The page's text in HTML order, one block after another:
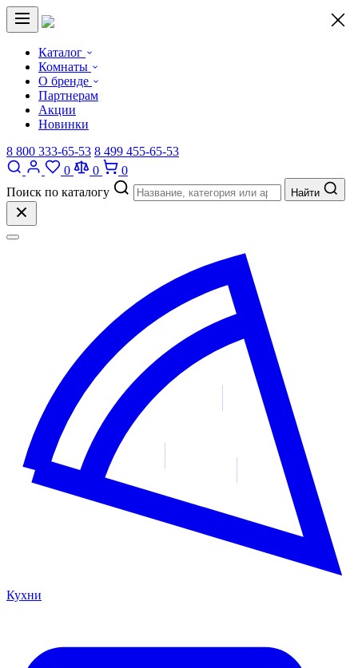
Каталог
Комнаты
О бренде
Партнерам
Акции
Новинки
8 800 333-65-53 8 499 455-65-53
0
0
0
Поиск по каталогу
Найти
Кухни
×